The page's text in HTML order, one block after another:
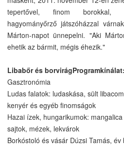
tepertővel, finom borokkal,
hagyományőrző játszóházzal
Márton-napot ünnepelni. "Aki
ehetik az bármit, mégis éhezik."
Libabőr és borvirágProgramkínálat:
Gasztronómia
Ludas falatok: ludaskása, sült
kenyér és egyéb finomságok
Hazai ízek, hungarikumok:
sajtok, mézek, lekvárok
Borkóstoló és vásár Dúzsi Tamás,